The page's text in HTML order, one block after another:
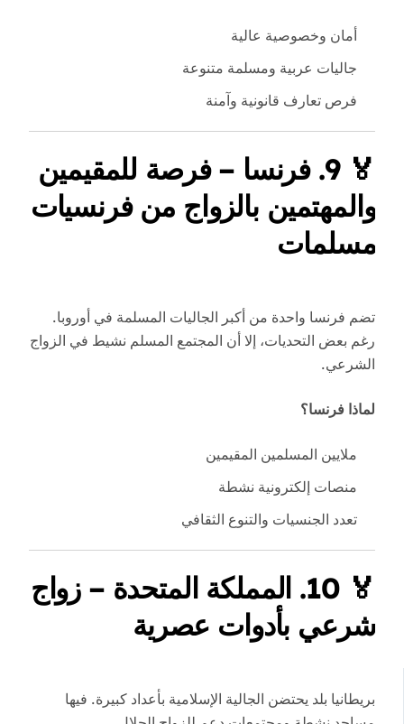
أمان وخصوصية عالية
جاليات عربية ومسلمة متنوعة
فرص تعارف قانونية وآمنة
🏅 9. فرنسا – فرصة للمقيمين
والمهتمين بالزواج من فرنسيات
مسلمات
تضم فرنسا واحدة من أكبر الجاليات المسلمة في أوروبا.
رغم بعض التحديات، إلا أن المجتمع المسلم نشيط في الزواج
الشرعي.
لماذا فرنسا؟
ملايين المسلمين المقيمين
منصات إلكترونية نشطة
تعدد الجنسيات والتنوع الثقافي
🏅
10. المملكة المتحدة – زواج
شرعي بأدوات عصرية
بريطانيا بلد يحتضن الجالية الإسلامية بأعداد كبيرة. فيها